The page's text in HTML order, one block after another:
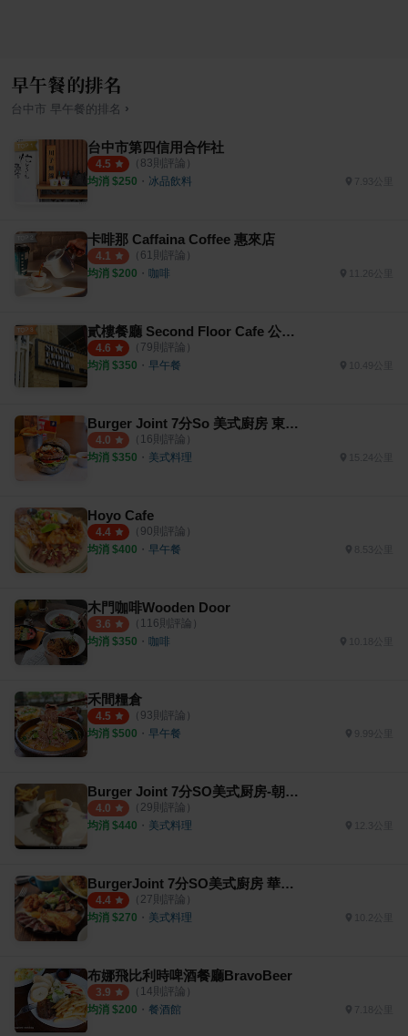
早午餐的排名
台中市 早午餐的排名 ›
台中市第四信用合作社
4.5 （ 83則評論）
均消 $250 ・ 冰品飲料
卡啡那 Caffaina Coffee 惠來店
4.1 （ 61 則評論）
均消 $200 ・ 咖啡
貳樓餐廳 Second Floor Cafe 公益店
4.6 （ 79則評論）
均消 $350 ・ 早午餐
Burger Joint 7分So 美式廚房 東海店
4.0 （ 16則評論）
均消 $350 ・ 美式料理 15.24公里
Hoyo Cafe
4.4 （ 90則評論）
均消 $400 ・ 早午餐 8.53公里
木門咖啡Wooden Door
3.6 （ 116則評論）
均消 $350 ・ 咖啡
禾間糧倉
4.5 （ 93則評論）
均消 $500 ・ 早午餐
Burger Joint 7分SO美式厨房-朝富店
4.0 （ 29則評論）
均消 $440 ・ 美式料理
BurgerJoint 7分SO美式廚房 華美店
4.4 （ 27則評論）
均消 $270 ・ 美式料理
布娜飛比利時啤酒餐廳BravoBeer
3.9 （ 14則評論）
均消 $200 ・ 餐酒館